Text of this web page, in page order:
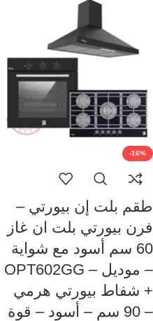
-16%
طقم بلت إن بيورتي –
فرن بيورتي بلت ان غاز
60 سم أسود مع شواية
– موديل – OPT602GG
+ شفاط بيورتي هرمي
– 90 سم – أسود – قوة